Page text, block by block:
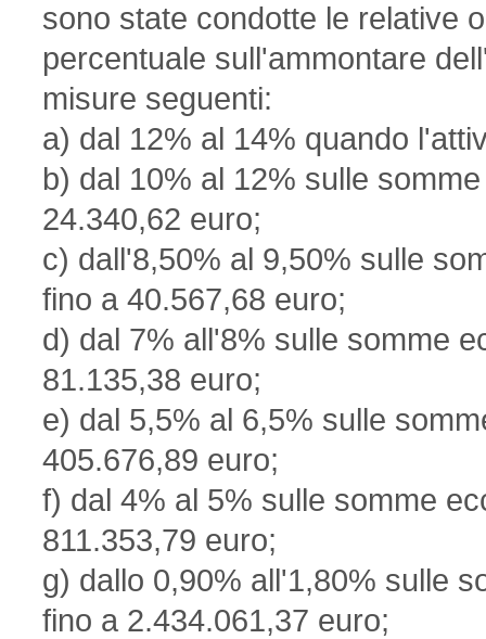
sono state condotte le relative
percentuale sull'ammontare
misure seguenti:
a) dal 12% al 14% quando
b) dal 10% al 12% sulle
24.340,62 euro;
c) dall'8,50% al 9,50% sulle
fino a 40.567,68 euro;
d) dal 7% all'8% sulle somme
81.135,38 euro;
e) dal 5,5% al 6,5% sulle
405.676,89 euro;
f) dal 4% al 5% sulle somme
811.353,79 euro;
g) dallo 0,90% all'1,80% sulle
fino a 2.434.061,37 euro;